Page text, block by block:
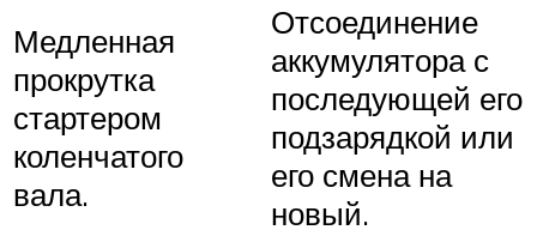
Медленная
прокрутка
стартером
коленчатого
вала.
Отсоединение
аккумулятора с
последующей его
подзарядкой или
его смена на
новый.